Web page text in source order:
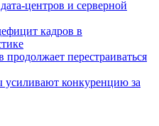
центров и серверной
кадров в
перестраиваться
усиливают конкуренцию за